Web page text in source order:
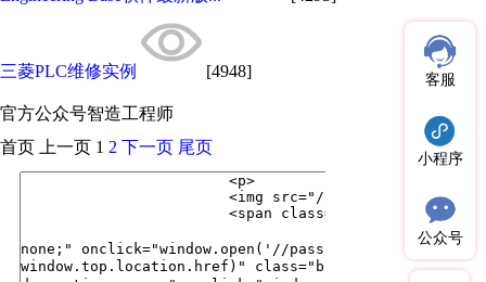
三菱PLC维修实例 [4948]
官方公众号智造工程师
客服
小程序
公众号
首页 上一页 1 2 下一页 尾页